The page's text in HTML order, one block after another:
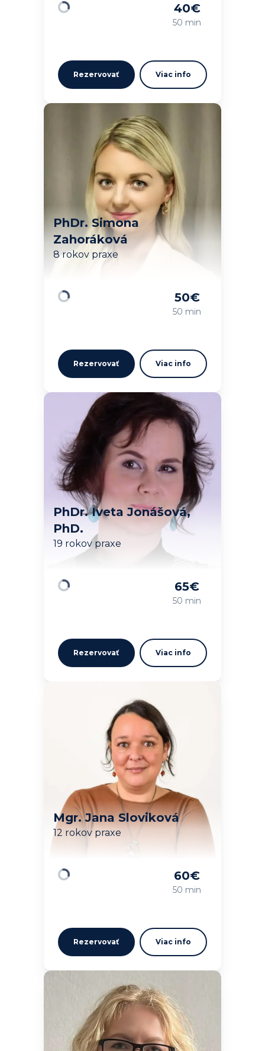
40€
50 min
Rezervovať Viac info
PhDr. Simona
Zahoráková
8 rokov praxe
50€
50 min
Rezervovať Viac info
PhDr. Iveta Jonášová,
PhD.
19 rokov praxe
65€
50 min
Rezervovať Viac info
Mgr. Jana Sloviková
12 rokov praxe
60€
50 min
Rezervovať Viac info